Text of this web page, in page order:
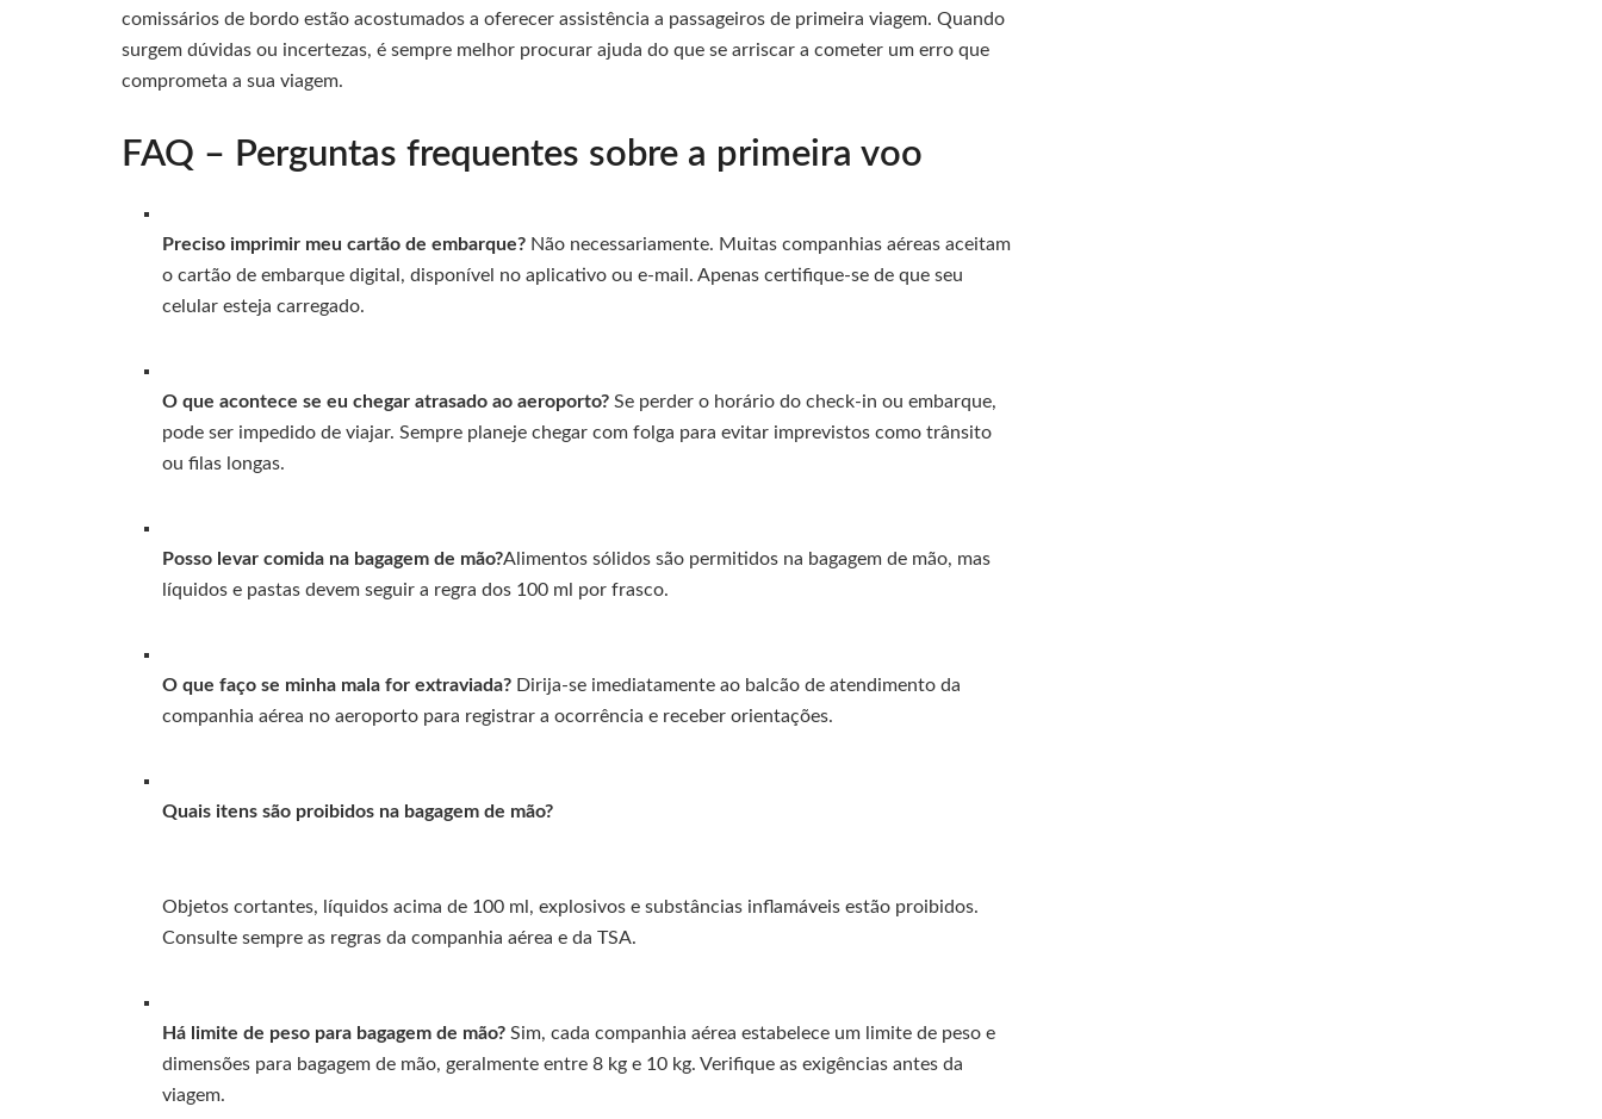
comissários de bordo estão acostumados a oferecer assistência a passageiros de primeira viagem. Quando
surgem dúvidas ou incertezas, é sempre melhor procurar ajuda do que se arriscar a cometer um erro que
comprometa a sua viagem.
FAQ – Perguntas frequentes sobre a primeira voo
Preciso imprimir meu cartão de embarque? Não necessariamente. Muitas companhias aéreas aceitam
o cartão de embarque digital, disponível no aplicativo ou e-mail. Apenas certifique-se de que seu
celular esteja carregado.
O que acontece se eu chegar atrasado ao aeroporto? Se perder o horário do check-in ou embarque,
pode ser impedido de viajar. Sempre planeje chegar com folga para evitar imprevistos como trânsito
ou filas longas.
Posso levar comida na bagagem de mão?Alimentos sólidos são permitidos na bagagem de mão, mas
líquidos e pastas devem seguir a regra dos 100 ml por frasco.
O que faço se minha mala for extraviada? Dirija-se imediatamente ao balcão de atendimento da
companhia aérea no aeroporto para registrar a ocorrência e receber orientações.
Quais itens são proibidos na bagagem de mão?
Objetos cortantes, líquidos acima de 100 ml, explosivos e substâncias inflamáveis estão proibidos.
Consulte sempre as regras da companhia aérea e da TSA.
Há limite de peso para bagagem de mão? Sim, cada companhia aérea estabelece um limite de peso e
dimensões para bagagem de mão, geralmente entre 8 kg e 10 kg. Verifique as exigências antes da
viagem.